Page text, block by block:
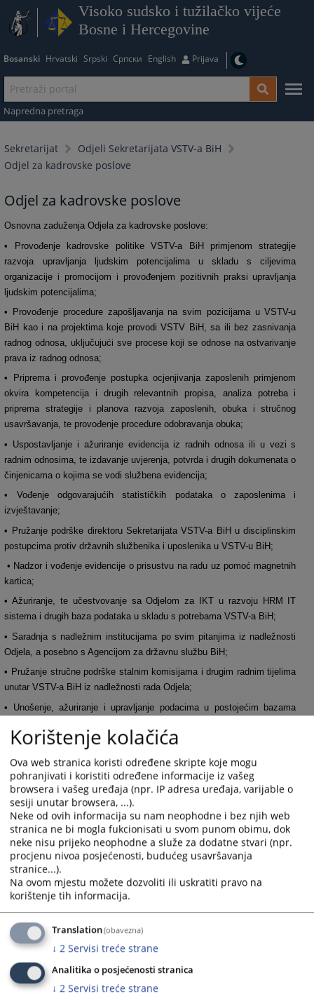
Visoko sudsko i tužilačko vijeće
Bosne i Hercegovine
Bosanski Hrvatski Srpski Српски English Prijava
Napredna pretraga
Sekretarijat
Odjeli Sekretarijata VSTV-a BiH
Odjel za kadrovske poslove
Odjel za kadrovske poslove
Osnovna zaduženja Odjela za kadrovske poslove:
• Provođenje kadrovske politike VSTV-a BiH primjenom strategije
razvoja upravljanja ljudskim potencijalima u skladu s ciljevima
organizacije i promocijom i provođenjem pozitivnih praksi upravljanja
ljudskim potencijalima;
• Provođenje procedure zapošljavanja na svim pozicijama u VSTV-u
BiH kao i na projektima koje provodi VSTV BiH, sa ili bez zasnivanja
radnog odnosa, uključujući sve procese koji se odnose na ostvarivanje
prava iz radnog odnosa;
• Priprema i provođenje postupka ocjenjivanja zaposlenih primjenom
okvira kompetencija i drugih relevantnih propisa, analiza potreba i
priprema strategije i planova razvoja zaposlenih, obuka i stručnog
usavršavanja, te provođenje procedure odobravanja obuka;
• Uspostavljanje i ažuriranje evidencija iz radnih odnosa ili u vezi s
radnim odnosima, te izdavanje uvjerenja, potvrda i drugih dokumenata o
činjenicama o kojima se vodi službena evidencija;
• Vođenje odgovarajućih statističkih podataka o zaposlenima i
izvještavanje;
• Pružanje podrške direktoru Sekretarijata VSTV-a BiH u disciplinskim
postupcima protiv državnih službenika i uposlenika u VSTV-u BiH;
• Nadzor i vođenje evidencije o prisustvu na radu uz pomoć magnetnih
kartica;
• Ažuriranje, te učestvovanje sa Odjelom za IKT u razvoju HRM IT
sistema i drugih baza podataka u skladu s potrebama VSTV-a BiH;
• Saradnja s nadležnim institucijama po svim pitanjima iz nadležnosti
Odjela, a posebno s Agencijom za državnu službu BiH;
• Pružanje stručne podrške stalnim komisijama i drugim radnim tijelima
unutar VSTV-a BiH iz nadležnosti rada Odjela;
• Unošenje, ažuriranje i upravljanje podacima u postojećim bazama
osmišljavanju aplikativnih rješenja za baze podataka, sistema i procesa
neophodnih za podršku radu Odjela;
• Učestvovanje u postupcima srednjoročnog planiranja, godišnjeg
programiranja, praćenja i izvještavanja u VSTV-u BiH;
• Identifikovanje, razvijanje i primjena novih i poboljšanih načina rada
potrebnih za podršku razvoju Sekretarijata VSTV-a BiH i postizanje
utvrđenih ciljeva VSTV-a BiH.
2112PREGLEDA
Korištenje kolačića
Ova web stranica koristi određene skripte koje mogu
pohranjivati i koristiti određene informacije iz vašeg
browsera i vašeg uređaja (npr. IP adresa uređaja, varijable o
sesiji unutar browsera, ...).
Neke od ovih informacija su nam neophodne i bez njih web
stranica ne bi mogla fukcionisati u svom punom obimu, dok
neke nisu prijeko neophodne a služe za dodatne stvari (npr.
procjenu nivoa posjećenosti, budućeg usavršavanja
stranice...).
Na ovom mjestu možete dozvoliti ili uskratiti pravo na
korištenje tih informacija.
Translation(obavezna)
↓ 2 Servisi treće strane
Analitika o posjećenosti stranica
↓ 2 Servisi treće strane